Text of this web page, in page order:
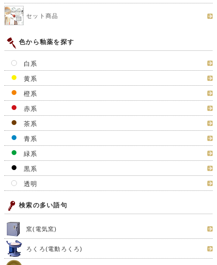
セット商品
色から釉薬を探す
白系
黄系
橙系
赤系
茶系
青系
緑系
黒系
透明
検索の多い語句
窯(電気窯)
ろくろ(電動ろくろ)